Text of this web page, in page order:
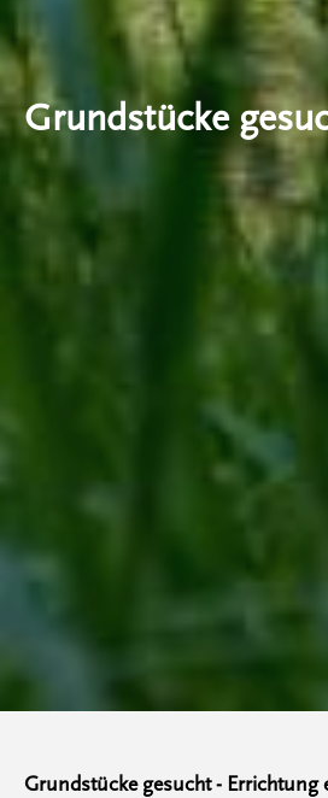
Grundstücke
Grundstücke gesucht - Errichtung